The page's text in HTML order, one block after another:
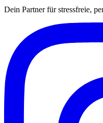
Dein Partner für stressfreie,